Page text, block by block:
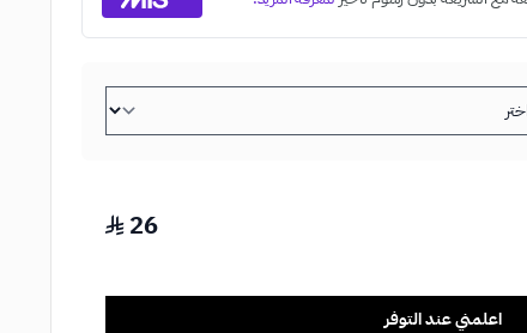
26
اعلمني عند التوفر